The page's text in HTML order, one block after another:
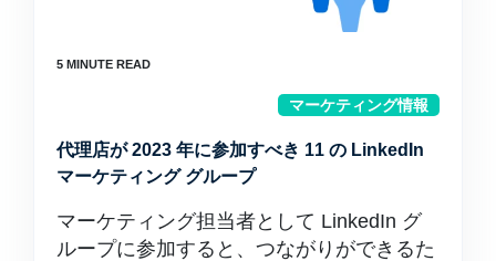
マーケティング情報
代理店が 2023 年に参加すべき 11 の LinkedIn
マーケティング グループ
マーケティング担当者として LinkedIn グ
ループに参加すると、つながりができるた